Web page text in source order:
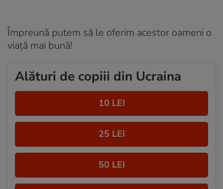
Împreună putem să le oferim acestor oameni o
viață mai bună!
Alături de copiii din Ucraina
10 LEI
25 LEI
50 LEI